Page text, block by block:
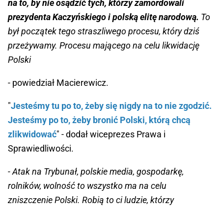
na to, by nie osądzić tych, którzy zamordowali
prezydenta Kaczyńskiego i polską elitę narodową. To
był początek tego straszliwego procesu, który dziś
przeżywamy. Procesu mającego na celu likwidację
Polski
- powiedział Macierewicz.
"Jesteśmy tu po to, żeby się nigdy na to nie zgodzić.
Jesteśmy po to, żeby bronić Polski, którą chcą
zlikwidować" - dodał wiceprezes Prawa i
Sprawiedliwości.
- Atak na Trybunał, polskie media, gospodarkę,
rolników, wolność to wszystko ma na celu
zniszczenie Polski. Robią to ci ludzie, którzy